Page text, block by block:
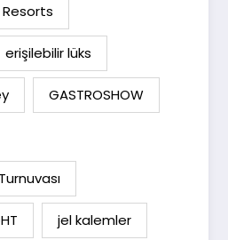
erişilebilir lüks
GASTROSHOW
jel kalemler